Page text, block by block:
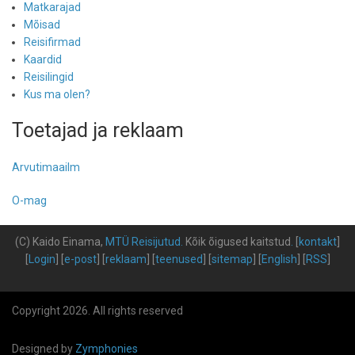
Matkarajad
Mõisad
Reisifirmad
Kaardid
Reisilingid
Kus ma olen?
Toetajad ja reklaam
Arvutimaailm
O-mag
(C) Kaido Einama, MTÜ Reisijutud Kõik õigused kaitstud kontakt
Login e-post] [ reklaam teenused sitemap English RSS
Copyright 2026. All rights reserved
Designed by Zymphonies